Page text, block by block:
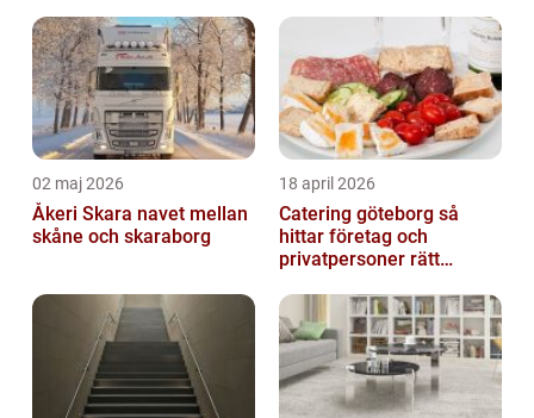
02 maj 2026
Åkeri Skara navet mellan
skåne och skaraborg
18 april 2026
Catering göteborg så
hittar företag och
privatpersoner rätt